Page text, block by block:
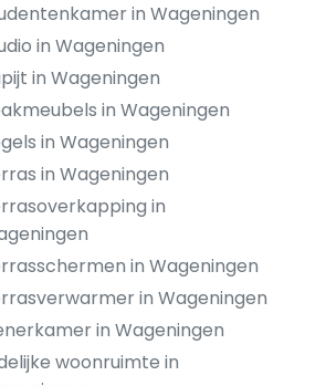
in Wageningen
in Wageningen
in Wageningen
in Wageningen
in Wageningen
in Wageningen
in
in Wageningen
in Wageningen
in Wageningen
woonruimte in